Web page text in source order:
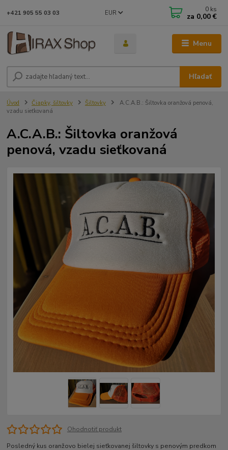
Menu
EUR
Hľadať
+421 905 55 03 03 0 ks
za 0,00 €
Úvod Čiapky, šiltovky Šiltovky
A.C.A.B.: Šiltovka oranžová penová,
vzadu sieťkovaná
A.C.A.B.: Šiltovka oranžová
penová, vzadu sieťkovaná
Ohodnotiť produkt
Posledný kus oranžovo bielej sieťkovanej šiltovky s penovým predkom